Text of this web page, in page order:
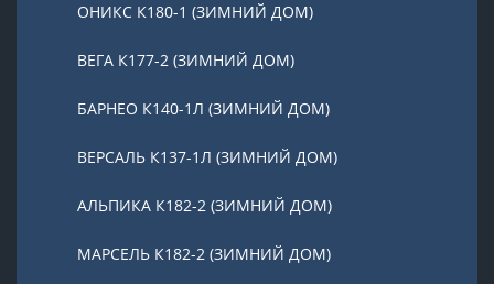
ОНИКС К180-1 (ЗИМНИЙ ДОМ)
ВЕГА К177-2 (ЗИМНИЙ ДОМ)
БАРНЕО К140-1Л (ЗИМНИЙ ДОМ)
ВЕРСАЛЬ К137-1Л (ЗИМНИЙ ДОМ)
АЛЬПИКА К182-2 (ЗИМНИЙ ДОМ)
МАРСЕЛЬ К182-2 (ЗИМНИЙ ДОМ)